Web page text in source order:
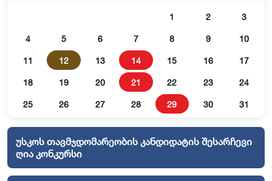
1 2 3
4 5 6 7 8 9 10
11 12 13 14 15 16 17
18 19 20 21 22 23 24
25 26 27 28 29 30 31
უსკოს თავმჯდომარეობის კანდიდატის შესარჩევი
ღია კონკურსი